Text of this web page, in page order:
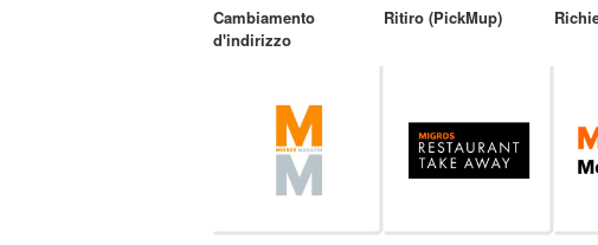
Cambiamento
d'indirizzo
Ritiro (PickMup)